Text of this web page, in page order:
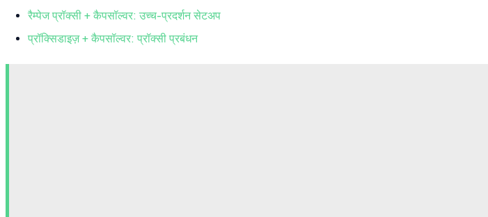
रैम्पेज प्रॉक्सी + कैपसॉल्वर: उच्च-प्रदर्शन सेटअप
प्रॉक्सिडाइज़ + कैपसॉल्वर: प्रॉक्सी प्रबंधन